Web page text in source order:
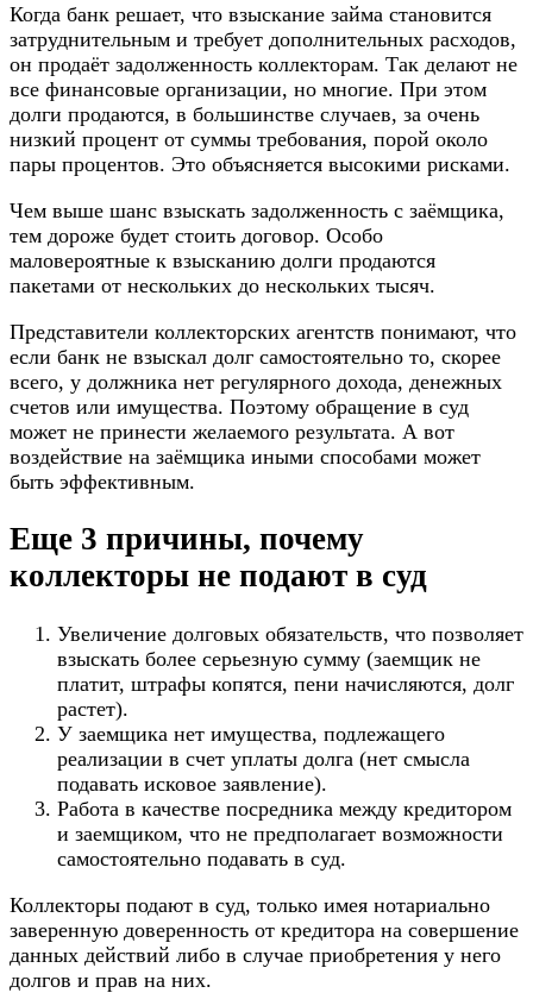
Когда банк решает, что взыскание займа становится
затруднительным и требует дополнительных расходов,
он продаёт задолженность коллекторам. Так делают не
все финансовые организации, но многие. При этом
долги продаются, в большинстве случаев, за очень
низкий процент от суммы требования, порой около
пары процентов. Это объясняется высокими рисками.
Чем выше шанс взыскать задолженность с заёмщика,
тем дороже будет стоить договор. Особо
маловероятные к взысканию долги продаются
пакетами от нескольких до нескольких тысяч.
Представители коллекторских агентств понимают, что
если банк не взыскал долг самостоятельно то, скорее
всего, у должника нет регулярного дохода, денежных
счетов или имущества. Поэтому обращение в суд
может не принести желаемого результата. А вот
воздействие на заёмщика иными способами может
быть эффективным.
Еще 3 причины, почему
коллекторы не подают в суд
Увеличение долговых обязательств, что позволяет
взыскать более серьезную сумму (заемщик не
платит, штрафы копятся, пени начисляются, долг
растет).
У заемщика нет имущества, подлежащего
реализации в счет уплаты долга (нет смысла
подавать исковое заявление).
Работа в качестве посредника между кредитором
и заемщиком, что не предполагает возможности
самостоятельно подавать в суд.
Коллекторы подают в суд, только имея нотариально
заверенную доверенность от кредитора на совершение
данных действий либо в случае приобретения у него
долгов и прав на них.